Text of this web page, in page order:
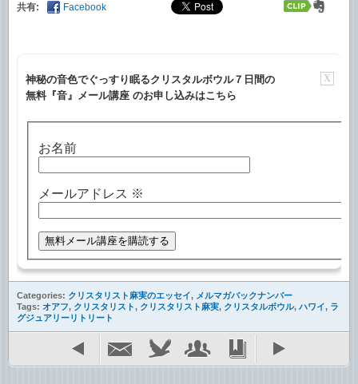
共有: Facebook
X
神秘の音色でぐっすり眠るクリスタルボウル７日間の
無料『音』メール講座 のお申し込みはこちら
お名前
メールアドレス ※
Categories: クリスタリスト麻実のエッセイ, メルマガバックナンバー
Tags: オアフ, クリスタリスト, クリスタリスト麻実, クリスタルボウル, ハワイ, ラ
グジュアリーリトリート